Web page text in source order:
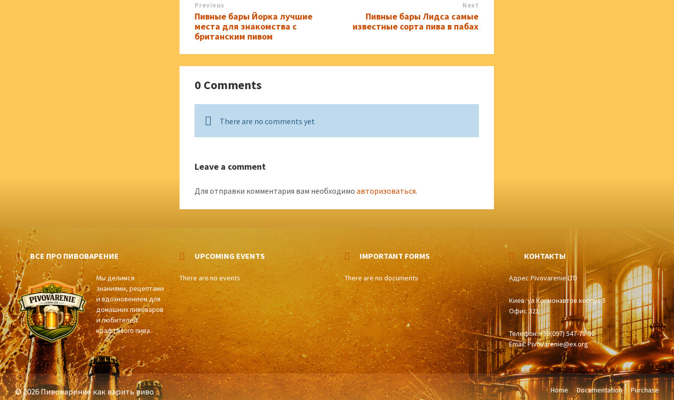
Previous
Пивные бары Йорка лучшие
места для знакомства с
британским пивом
Next
Пивные бары Лидса самые
известные сорта пива в пабах
0 Comments
There are no comments yet
Leave a comment
Для отправки комментария вам необходимоавторизоваться.
ВСЕ ПРО ПИВОВАРЕНИЕ
Мы делимся
знаниями, рецептами
и вдохновением для
домашних пивоваров
и любителей
крафтового пива.
UPCOMING EVENTS
There are no events
IMPORTANT FORMS
There are no documents
КОНТАКТЫ
Адрес Pivovarenie LTD
Киев. ул Космонавтов корпус 5
Офис 321
Телефон: +38(097) 547-78-90
Email:Pivovarenie@ex.org
Home Documentation Purchase
© 2026 Пивоварение как варить пиво